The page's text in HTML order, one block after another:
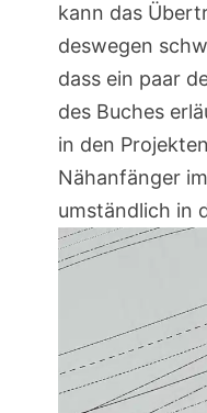
kann das
deswegen
dass ein paar
des Buches
in den
Nähanfänger
umständlich in